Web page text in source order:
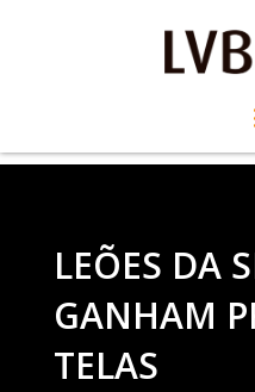
LEÕES DA
GANHAM
TELAS